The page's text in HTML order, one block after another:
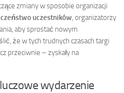
zmiany w sposobie organizacji
uczestników, organizatorzy
aby sprostać nowym
że w tych trudnych czasach targi
przeciwnie – zyskały na
wydarzenie